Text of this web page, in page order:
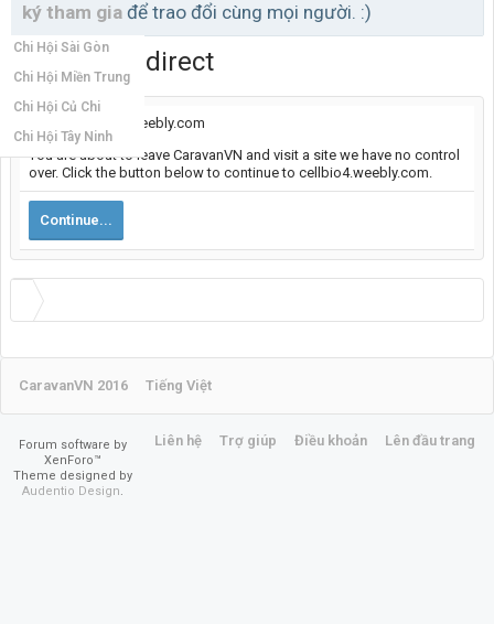
Chi Hội Bình Dương
Chi Hội Sài Gòn
Chi Hội Miền Trung
Chi Hội Củ Chi
Chi Hội Tây Ninh
ký tham gia để trao đổi cùng mọi người. :)
External Redirect
https://cellbio4.weebly.com
You are about to leave CaravanVN and visit a site we have no control
over. Click the button below to continue to cellbio4.weebly.com.
Continue...
CaravanVN 2016 Tiếng Việt
Liên hệ Trợ giúp Điều khoản Lên đầu trang
Forum software by
XenForo™
Theme designed by
Audentio Design.